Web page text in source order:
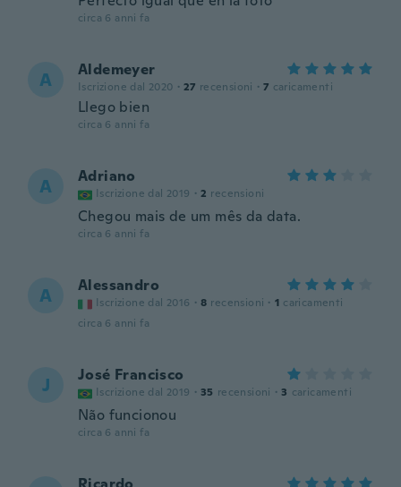
circa 6 anni fa
A Aldemeyer
Iscrizione dal 2020 · 27 recensioni · 7 caricamenti
Llego bien
circa 6 anni fa
A Adriano
Iscrizione dal 2019 · 2 recensioni
Chegou mais de um mês da data.
circa 6 anni fa
A Alessandro
Iscrizione dal 2016 · 8 recensioni · 1 caricamenti
circa 6 anni fa
J José Francisco
Iscrizione dal 2019 · 35 recensioni · 3 caricamenti
Não funcionou
circa 6 anni fa